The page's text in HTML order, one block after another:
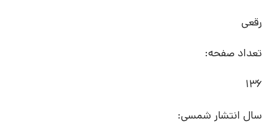
رقعی
تعداد صفحه:
136
سال انتشار شمسی: